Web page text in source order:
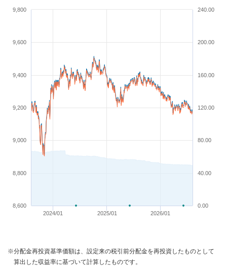
2024/01 2025/01 2026/01
8,800
9,200
9,600
8,600
9,000
9,400
9,800
0.00
200.00
40.00
80.00
120.00
160.00
240.00
※分配金再投資基準価額は、設定来の税引前分配金を再投資したものとして
算出した収益率に基づいて計算したものです。